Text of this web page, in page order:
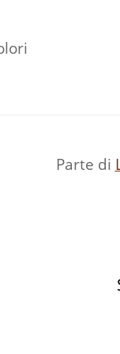
Parte di